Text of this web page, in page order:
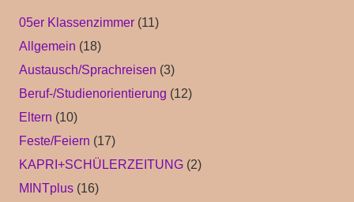
05er Klassenzimmer (11)
Allgemein (18)
Austausch/Sprachreisen (3)
Beruf-/Studienorientierung (12)
Eltern (10)
Feste/Feiern (17)
KAPRI+SCHÜLERZEITUNG (2)
MINTplus (16)